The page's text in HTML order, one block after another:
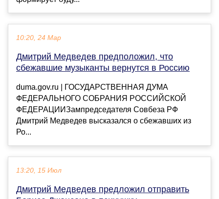
10:20, 24 Мар
Дмитрий Медведев предположил, что
сбежавшие музыканты вернутся в Россию
duma.gov.ru | ГОСУДАРСТВЕННАЯ ДУМА
ФЕДЕРАЛЬНОГО СОБРАНИЯ РОССИЙСКОЙ
ФЕДЕРАЦИИЗампредседателя Совбеза РФ
Дмитрий Медведев высказался о сбежавших из
Ро...
13:20, 15 Июл
Дмитрий Медведев предложил отправить